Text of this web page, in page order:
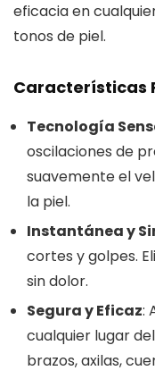
eficacia en
tonos de piel.
Características
Tecnología
oscilaciones de
suavemente el
la piel.
Instantánea y
cortes y golpes.
sin dolor.
Segura y Eficaz:
cualquier lugar
brazos, axilas,